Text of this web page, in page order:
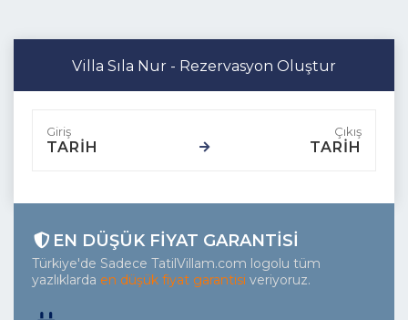
Villa Sıla Nur - Rezervasyon Oluştur
TARİH TARİH
EN DÜŞÜK FIYAT GARANTISI
Türkiye'de Sadece TatilVillam.com logolu tüm
yazlıklarda en düşük fiyat garantisi veriyoruz.